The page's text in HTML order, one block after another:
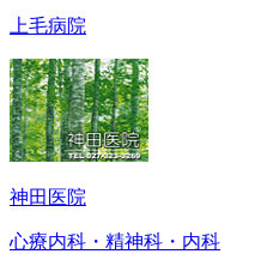
上毛病院
神田医院
心療内科・精神科・内科